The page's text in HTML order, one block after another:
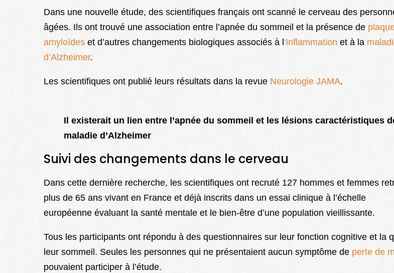
Dans une nouvelle étude, des scientifiques français ont scanné le cerveau des
âgées. Ils ont trouvé une association entre l’apnée du sommeil et la présence de
amyloïdes et d’autres changements biologiques associés à l ‘inflammation et à la
d’Alzheimer.
Les scientifiques ont publié leurs résultats dans la revue Neurologie JAMA.
Il existerait un lien entre l’apnée du sommeil et les lésions caractéristiques
maladie d’Alzheimer
Suivi des changements dans le cerveau
Dans cette dernière recherche, les scientifiques ont recruté 127 hommes et femmes
plus de 65 ans vivant en France et déjà inscrits dans un essai clinique à l’échelle
européenne évaluant la santé mentale et le bien-être d’une population vieillissante.
Tous les participants ont répondu à des questionnaires sur leur fonction cognitive et la
leur sommeil. Seules les personnes qui ne présentaient aucun symptôme de perte de
pouvaient participer à l’étude.